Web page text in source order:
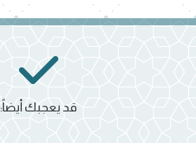
قد يعجبك أيضاً: